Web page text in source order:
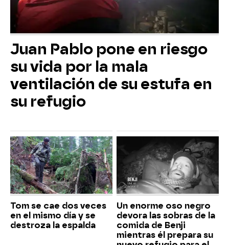
Juan Pablo pone en riesgo
su vida por la mala
ventilación de su estufa en
su refugio
Tom se cae dos veces
en el mismo día y se
destroza la espalda
Un enorme oso negro
devora las sobras de la
comida de Benji
mientras él prepara su